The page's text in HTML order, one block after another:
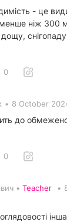
- це
ніж 300 м
0
• 8 October
до
0
• Teacher •